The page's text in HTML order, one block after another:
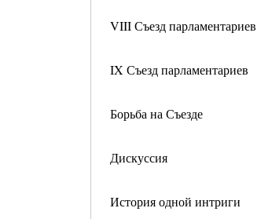
VIII Съезд парламентариев
IX Съезд парламентариев
Борьба на Съезде
Дискуссия
История одной интриги